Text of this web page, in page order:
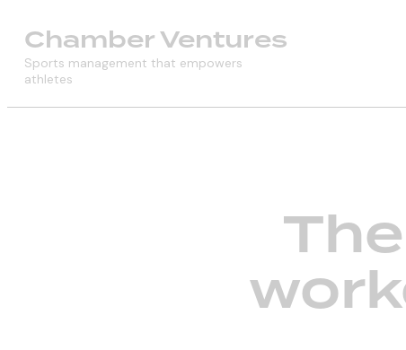
Chamber Ventures
Sports management that empowers
athletes